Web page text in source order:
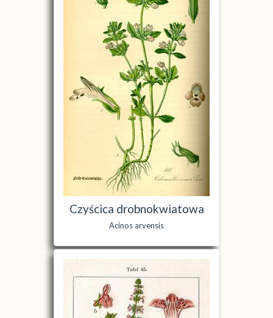
Czyścica drobnokwiatowa
Acinos arvensis